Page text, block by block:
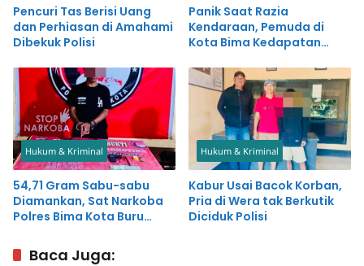
Pencuri Tas Berisi Uang
dan Perhiasan di Amahami
Dibekuk Polisi
Panik Saat Razia
Kendaraan, Pemuda di
Kota Bima Kedapatan
Hukum & Kriminal
54,71 Gram Sabu-sabu
Diamankan, Sat Narkoba
Polres Bima Kota Buru
Hukum & Kriminal
Kabur Usai Bacok Korban,
Pria di Wera tak Berkutik
Diciduk Polisi
Baca Juga: